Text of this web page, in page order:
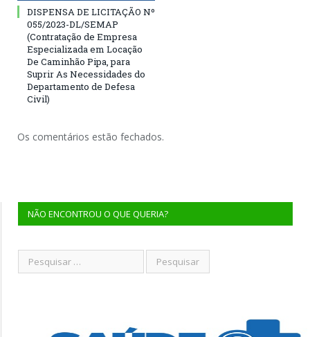
DISPENSA DE LICITAÇÃO Nº
055/2023-DL/SEMAP
(Contratação de Empresa
Especializada em Locação
De Caminhão Pipa, para
Suprir As Necessidades do
Departamento de Defesa
Civil)
Os comentários estão fechados.
NÃO ENCONTROU O QUE QUERIA?